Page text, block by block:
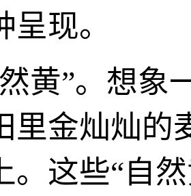
现。
黄”。想象
里金灿灿的
。这些“自